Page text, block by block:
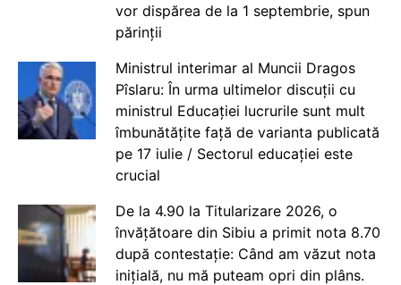
vor dispărea de la 1 septembrie, spun
părinții
Ministrul interimar al Muncii Dragos
Pîslaru: În urma ultimelor discuții cu
ministrul Educației lucrurile sunt mult
îmbunătățite față de varianta publicată
pe 17 iulie / Sectorul educației este
crucial
De la 4.90 la Titularizare 2026, o
învățătoare din Sibiu a primit nota 8.70
după contestație: Când am văzut nota
inițială, nu mă puteam opri din plâns.